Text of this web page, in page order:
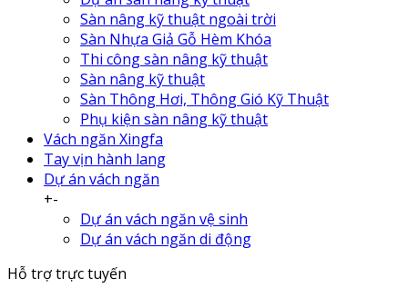
Sàn nâng kỹ thuật ngoài trời
Sàn Nhựa Giả Gỗ Hèm Khóa
Thi công sàn nâng kỹ thuật
Sàn nâng kỹ thuật
Sàn Thông Hơi, Thông Gió Kỹ Thuật
Phụ kiện sàn nâng kỹ thuật
Vách ngăn Xingfa
Tay vịn hành lang
Dự án vách ngăn
+-
Dự án vách ngăn vệ sinh
Dự án vách ngăn di động
Hỗ trợ trực tuyến